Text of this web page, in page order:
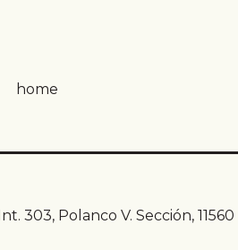
home
303, Polanco V. Sección,